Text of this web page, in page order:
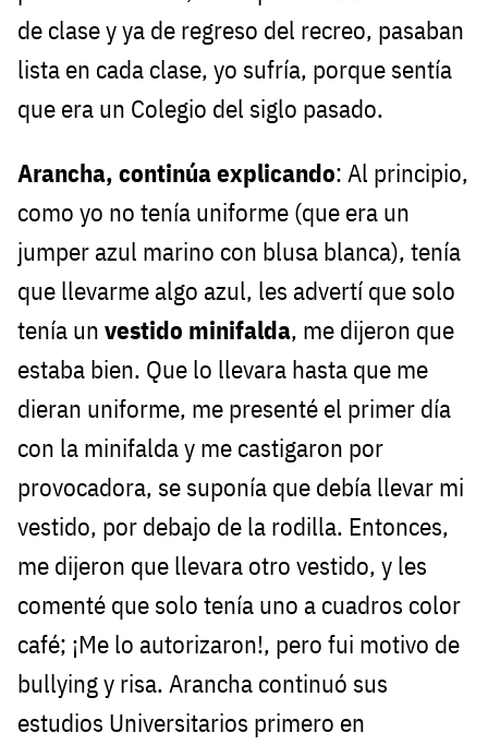
de clase y ya de regreso del recreo, pasaban
lista en cada clase, yo sufría, porque sentía
que era un Colegio del siglo pasado.
Arancha, continúa explicando: Al principio,
como yo no tenía uniforme (que era un
jumper azul marino con blusa blanca), tenía
que llevarme algo azul, les advertí que solo
tenía un vestido minifalda, me dijeron que
estaba bien. Que lo llevara hasta que me
dieran uniforme, me presenté el primer día
con la minifalda y me castigaron por
provocadora, se suponía que debía llevar mi
vestido, por debajo de la rodilla. Entonces,
me dijeron que llevara otro vestido, y les
comenté que solo tenía uno a cuadros color
café; ¡Me lo autorizaron!, pero fui motivo de
bullying y risa. Arancha continuó sus
estudios Universitarios primero en